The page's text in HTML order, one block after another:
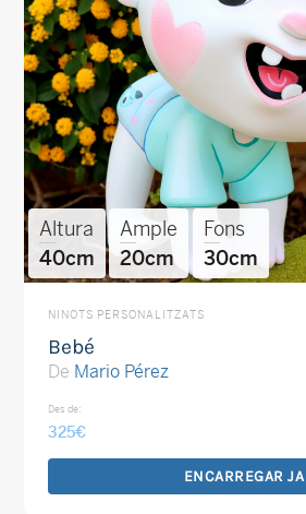
Altura
40cm
Ample
20cm
Fons
30cm
NINOTS PERSONALITZATS
Bebé
De Mario Pérez
Des de:
325€
ENCARREGAR JA